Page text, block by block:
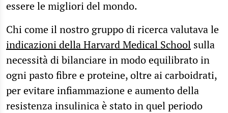
essere le migliori del mondo.
Chi come il nostro gruppo di ricerca valutava le
indicazioni della Harvard Medical School sulla
necessità di bilanciare in modo equilibrato in
ogni pasto fibre e proteine, oltre ai carboidrati,
per evitare infiammazione e aumento della
resistenza insulinica è stato in quel periodo